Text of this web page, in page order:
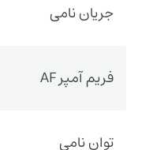
جریان نامی
فریم آمپر AF
توان نامی